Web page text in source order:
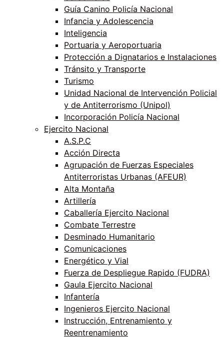
Guía Canino Policía Nacional
Infancia y Adolescencia
Inteligencia
Portuaria y Aeroportuaria
Protección a Dignatarios e Instalaciones
Tránsito y Transporte
Turismo
Unidad Nacional de Intervención Policial
y de Antiterrorismo (Unipol)
Incorporación Policía Nacional
Ejercito Nacional
A.S.P.C
Acción Directa
Agrupación de Fuerzas Especiales
Antiterroristas Urbanas (AFEUR)
Alta Montaña
Artillería
Caballería Ejercito Nacional
Combate Terrestre
Desminado Humanitario
Comunicaciones
Energético y Vial
Fuerza de Despliegue Rapido (FUDRA)
Gaula Ejercito Nacional
Infantería
Ingenieros Ejercito Nacional
Instrucción, Entrenamiento y
Reentrenamiento